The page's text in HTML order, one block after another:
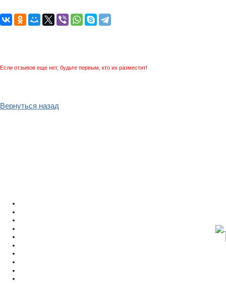
Если отзывов еще нет, будьте первым, кто их разместит!
Вернуться назад